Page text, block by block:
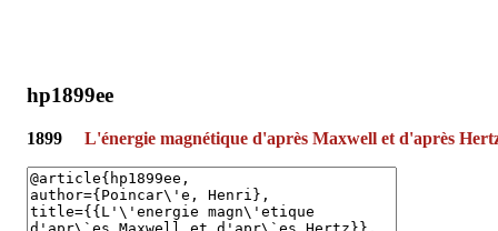
hp1899ee
1899 L'énergie magnétique d'après Maxwell et d'après